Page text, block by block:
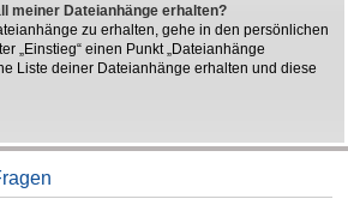
meiner Dateianhänge erhalten?
zu erhalten, gehe in den persönlichen
„Einstieg“ einen Punkt „Dateianhänge
Liste deiner Dateianhänge erhalten und diese